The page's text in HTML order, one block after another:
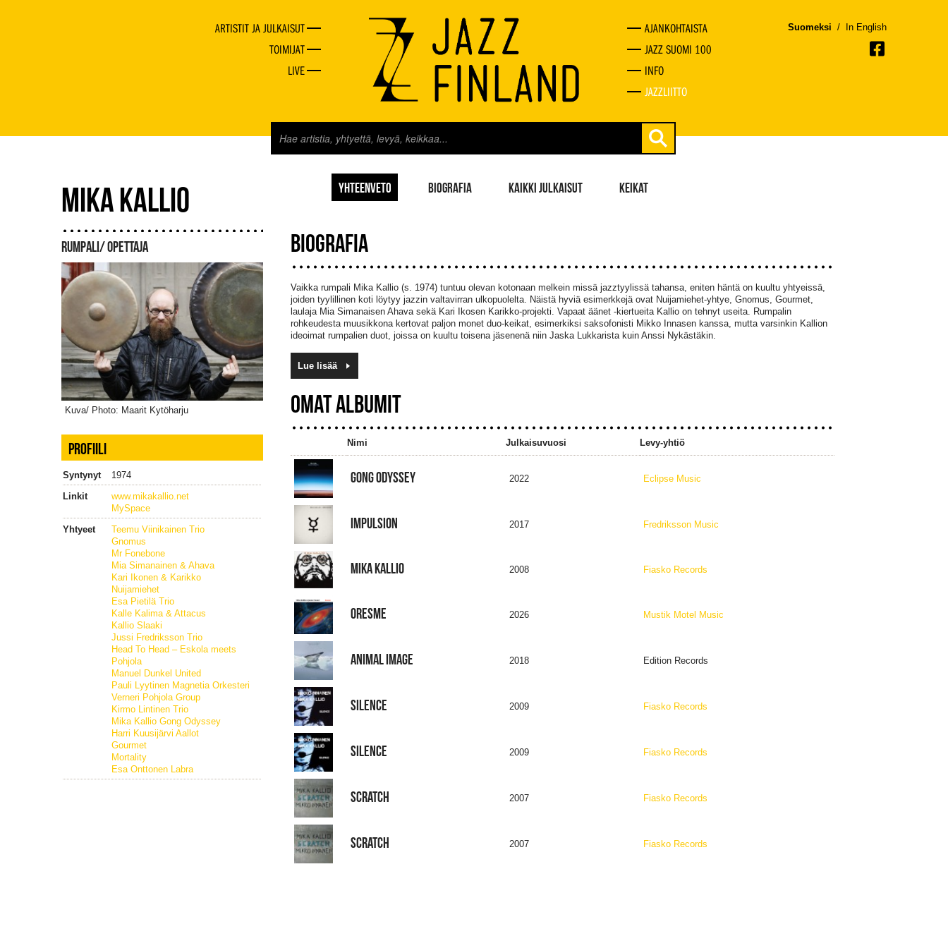
ARTISTIT JA JULKAISUT
TOIMIJAT
LIVE
AJANKOHTAISTA
JAZZ SUOMI 100
INFO
JAZZLIITTO
Suomeksi / In English
YHTEENVETO BIOGRAFIA KAIKKI JULKAISUT KEIKAT
MIKA KALLIO
RUMPALI/ OPETTAJA
Kuva/ Photo: Maarit Kytöharju
PROFIILI
Syntynyt
1974
Linkit
www.mikakallio.net
MySpace
Yhtyeet
Teemu Viinikainen Trio
Gnomus
Mr Fonebone
Mia Simanainen & Ahava
Kari Ikonen & Karikko
Nuijamiehet
Esa Pietilä Trio
Kalle Kalima & Attacus
Kallio Slaaki
Jussi Fredriksson Trio
Head To Head – Eskola meets
Pohjola
Manuel Dunkel United
Pauli Lyytinen Magnetia Orkesteri
Verneri Pohjola Group
Kirmo Lintinen Trio
Mika Kallio Gong Odyssey
Harri Kuusijärvi Aallot
Gourmet
Mortality
Esa Onttonen Labra
BIOGRAFIA
Vaikka rumpali Mika Kallio (s. 1974) tuntuu olevan kotonaan melkein missä jazztyylissä tahansa, eniten häntä on kuultu yhtyeissä,
joiden tyylillinen koti löytyy jazzin valtavirran ulkopuolelta. Näistä hyviä esimerkkejä ovat Nuijamiehet-yhtye, Gnomus, Gourmet,
laulaja Mia Simanaisen Ahava sekä Kari Ikosen Karikko-projekti. Vapaat äänet -kiertueita Kallio on tehnyt useita. Rumpalin
rohkeudesta muusikkona kertovat paljon monet duo-keikat, esimerkiksi saksofonisti Mikko Innasen kanssa, mutta varsinkin Kallion
ideoimat rumpalien duot, joissa on kuultu toisena jäsenenä niin Jaska Lukkarista kuin Anssi Nykästäkin.
Lue lisää
OMAT ALBUMIT
Nimi Julkaisuvuosi Levy-yhtiö
GONG ODYSSEY 2022 Eclipse Music
IMPULSION 2017 Fredriksson Music
MIKA KALLIO 2008 Fiasko Records
ORESME 2026 Mustik Motel Music
ANIMAL IMAGE 2018 Edition Records
SILENCE 2009 Fiasko Records
SILENCE 2009 Fiasko Records
SCRATCH 2007 Fiasko Records
SCRATCH 2007 Fiasko Records